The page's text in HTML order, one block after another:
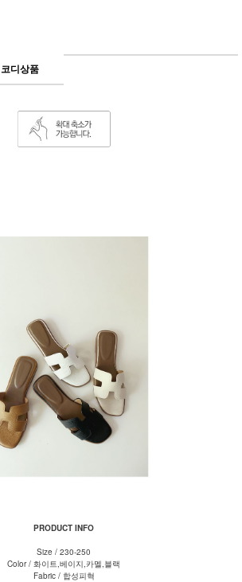
코디상품
PRODUCT INFO
Size / 230-250
Color / 화이트,베이지,카멜,블랙
Fabric / 합성피혁